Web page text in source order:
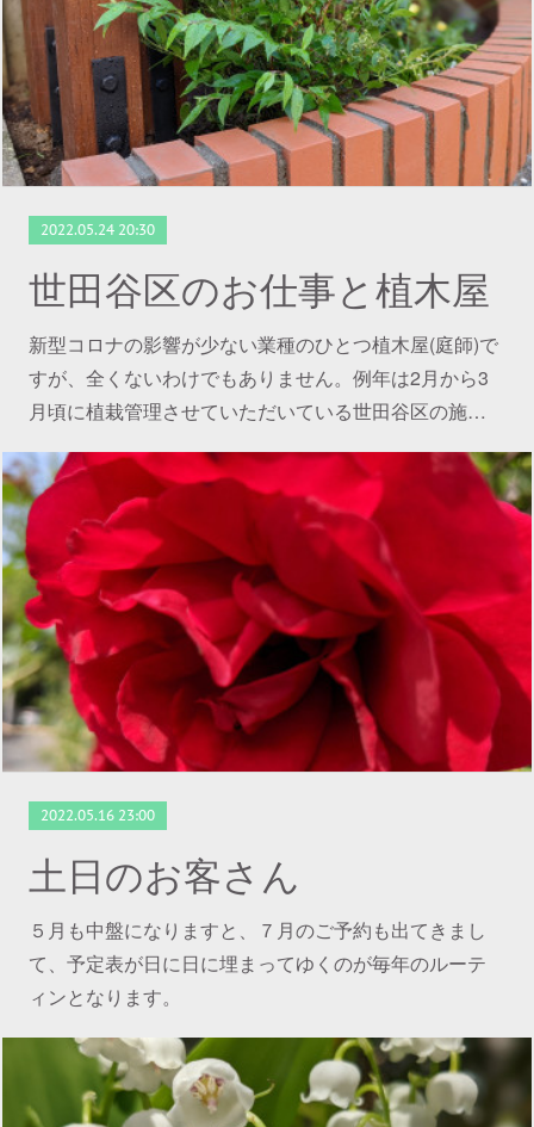
2022.05.24 20:30
世田谷区のお仕事と植木屋
新型コロナの影響が少ない業種のひとつ植木屋(庭師)で
すが、全くないわけでもありません。例年は2月から3
月頃に植栽管理させていただいている世田谷区の施…
2022.05.16 23:00
土日のお客さん
５月も中盤になりますと、７月のご予約も出てきまし
て、予定表が日に日に埋まってゆくのが毎年のルーテ
ィンとなります。